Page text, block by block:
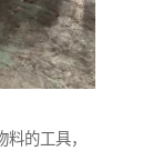
的工具，